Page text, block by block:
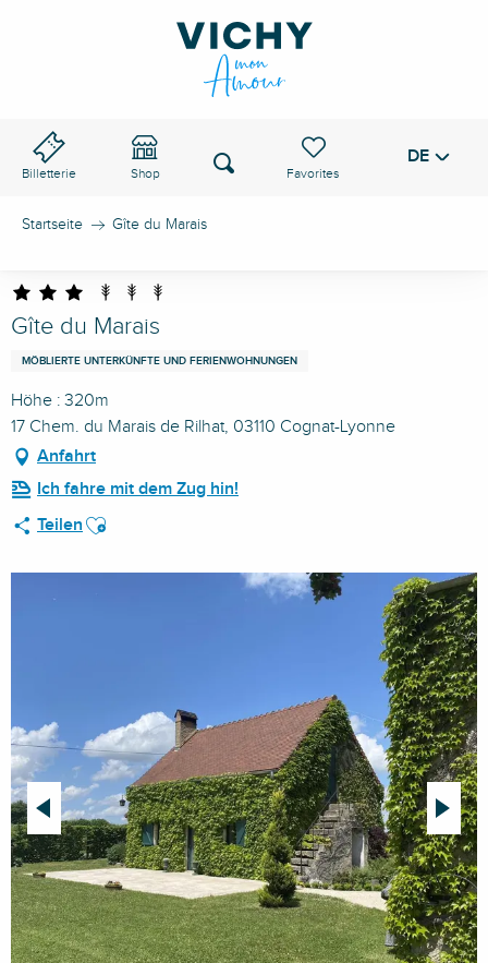
Billetterie Shop
Voir les favoris
Suche DE
Startseite Gîte du Marais
Gîte du Marais
MÖBLIERTE UNTERKÜNFTE UND FERIENWOHNUNGEN
Höhe : 320m
17 Chem. du Marais de Rilhat, 03110 Cognat-Lyonne
Anfahrt
Ich fahre mit dem Zug hin!
Teilen Ajouter aux favoris